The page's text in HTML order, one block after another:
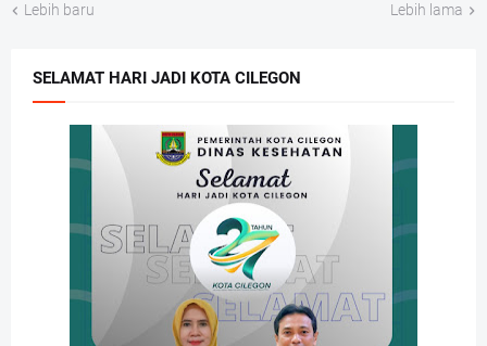
Lebih baru Lebih lama
SELAMAT HARI JADI KOTA CILEGON